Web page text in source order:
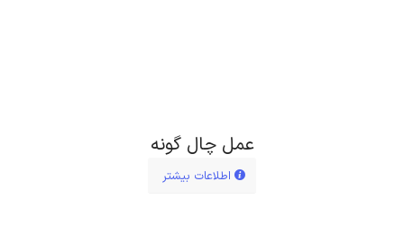
عمل چال گونه
اطلاعات بیشتر